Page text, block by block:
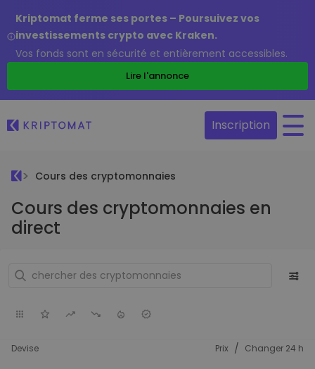
Kriptomat ferme ses portes – Poursuivez vos
investissements crypto avec Kraken.
Vos fonds sont en sécurité et entièrement accessibles.
Lire l'annonce
Inscription
Cours des cryptomonnaies
Cours des cryptomonnaies en
direct
Devise Prix / Changer 24 h